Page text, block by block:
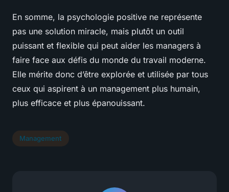
En somme, la psychologie positive ne représente
pas une solution miracle, mais plutôt un outil
puissant et flexible qui peut aider les managers à
faire face aux défis du monde du travail moderne.
Elle mérite donc d’être explorée et utilisée par tous
ceux qui aspirent à un management plus humain,
plus efficace et plus épanouissant.
Management